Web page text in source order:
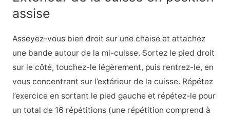
assise
Asseyez-vous bien droit sur une chaise et attachez
une bande autour de la mi-cuisse. Sortez le pied droit
sur le côté, touchez-le légèrement, puis rentrez-le, en
vous concentrant sur l’extérieur de la cuisse. Répétez
l’exercice en sortant le pied gauche et répétez-le pour
un total de 16 répétitions (une répétition comprend à